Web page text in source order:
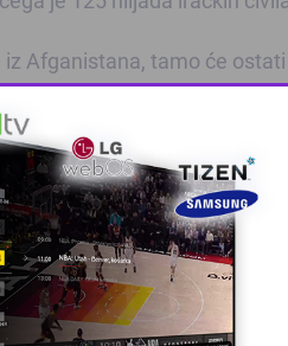
Afganistana, tamo će
i 200 hiljada dolara.
u tekstu?